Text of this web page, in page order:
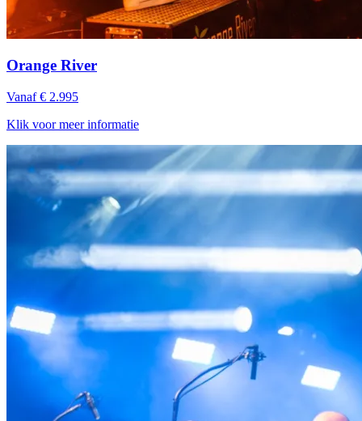
Orange River
Vanaf € 2.995
Klik voor meer informatie